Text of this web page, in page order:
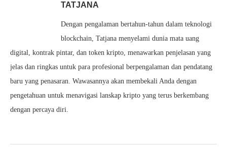
TATJANA
Dengan pengalaman bertahun-tahun dalam teknologi
blockchain, Tatjana menyelami dunia mata uang
digital, kontrak pintar, dan token kripto, menawarkan penjelasan yang
jelas dan ringkas untuk para profesional berpengalaman dan pendatang
baru yang penasaran. Wawasannya akan membekali Anda dengan
pengetahuan untuk menavigasi lanskap kripto yang terus berkembang
dengan percaya diri.